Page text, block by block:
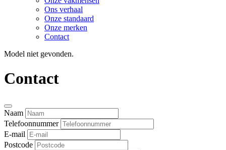
Ons verhaal
Onze standaard
Onze merken
Contact
Model niet gevonden.
Contact
Naam
Telefoonnummer
E-mail
Postcode